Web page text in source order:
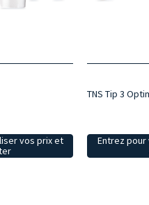
vos prix et
TNS Tip 3
Entrez